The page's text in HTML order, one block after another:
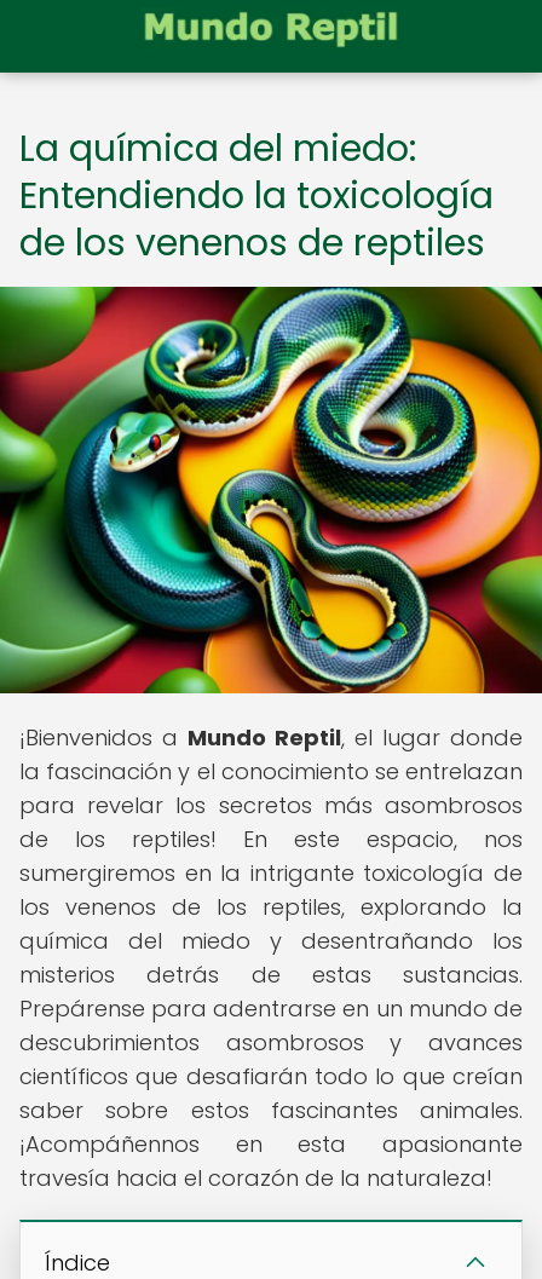
La química del miedo:
Entendiendo la toxicología
de los venenos de reptiles
¡Bienvenidos a Mundo Reptil, el lugar donde
la fascinación y el conocimiento se entrelazan
para revelar los secretos más asombrosos
de los reptiles! En este espacio, nos
sumergiremos en la intrigante toxicología de
los venenos de los reptiles, explorando la
química del miedo y desentrañando los
misterios detrás de estas sustancias.
Prepárense para adentrarse en un mundo de
descubrimientos asombrosos y avances
científicos que desafiarán todo lo que creían
saber sobre estos fascinantes animales.
¡Acompáñennos en esta apasionante
travesía hacia el corazón de la naturaleza!
Índice